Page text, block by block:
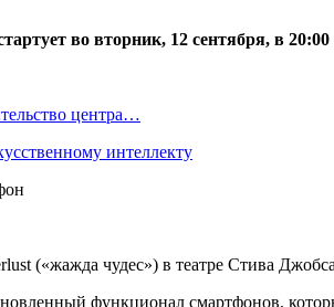
во вторник, 12 сентября, в
центра…
интеллекту
(«жажда чудес») в театре Стива
функционал смартфонов,